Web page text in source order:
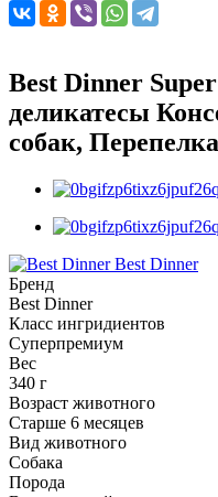
Best Dinner
деликатесы
собак,
Best Dinner
Бренд
Best Dinner
Класс ингридиентов
Суперпремиум
Вес
340 г
Возраст животного
Старше 6 месяцев
Вид животного
Собака
Порода